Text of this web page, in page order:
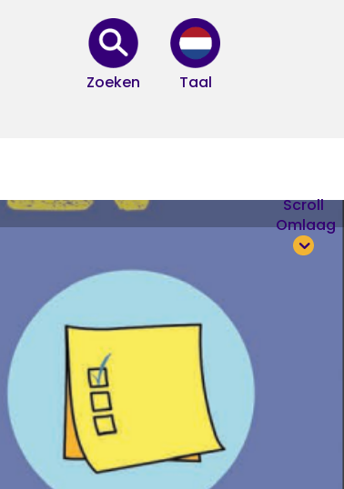
Scroll
Omlaag
Zoeken Taal